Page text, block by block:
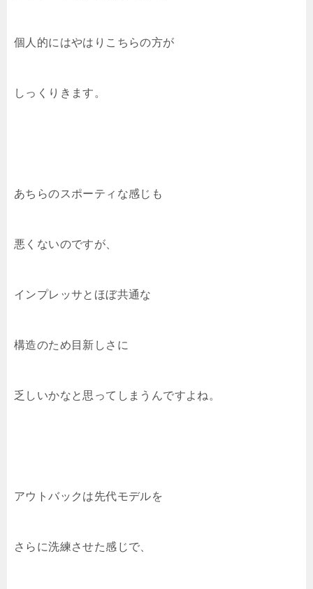
個人的にはやはりこちらの方が
しっくりきます。
あちらのスポーティな感じも
悪くないのですが、
インプレッサとほぼ共通な
構造のため目新しさに
乏しいかなと思ってしまうんですよね。
アウトバックは先代モデルを
さらに洗練させた感じで、